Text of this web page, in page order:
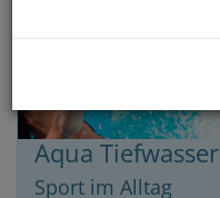
Aqua Tiefwasser
Sport im Alltag